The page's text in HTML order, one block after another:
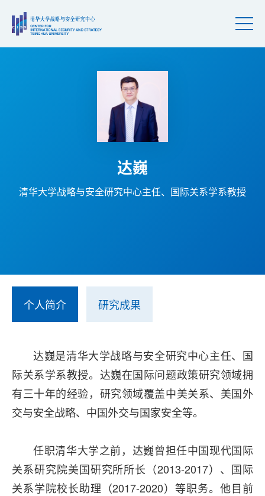
达巍
清华大学战略与安全研究中心主任、国际关系学系教授
个人简介 研究成果
达巍是清华大学战略与安全研究中心主任、国
际关系学系教授。达巍在国际问题政策研究领域拥
有三十年的经验，研究领域覆盖中美关系、美国外
交与安全战略、中国外交与国家安全等。
任职清华大学之前，达巍曾担任中国现代国际
关系研究院美国研究所所长（2013-2017）、国际
关系学院校长助理（2017-2020）等职务。他目前